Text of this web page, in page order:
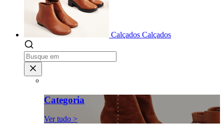
Calçados Calçados
Categoria
Ver tudo >